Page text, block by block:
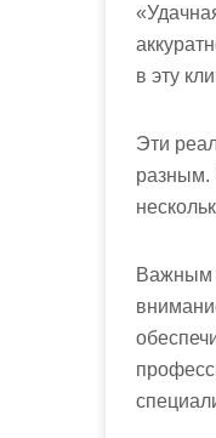
в эту
Эти
разным.
Важным